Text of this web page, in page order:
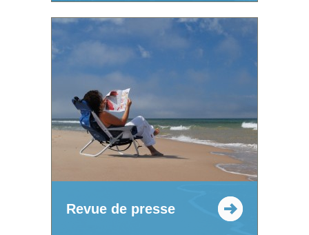
Revue de presse